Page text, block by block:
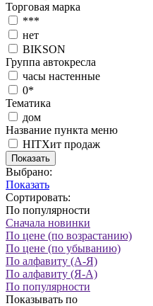
Торговая марка
***
нет
BIKSON
Группа автокресла
часы настенные
0*
Тематика
дом
Название пункта меню
HITХит продаж
Показать
Выбрано:
Показать
Сортировать:
По популярности
Сначала новинки
По цене (по возрастанию)
По цене (по убыванию)
По алфавиту (А-Я)
По алфавиту (Я-А)
По популярности
Показывать по